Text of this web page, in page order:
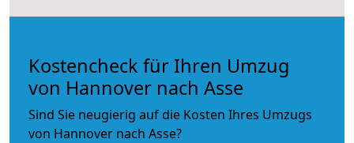
Kostencheck für Ihren Umzug
von Hannover nach Asse
Sind Sie neugierig auf die Kosten Ihres Umzugs
von Hannover nach Asse?